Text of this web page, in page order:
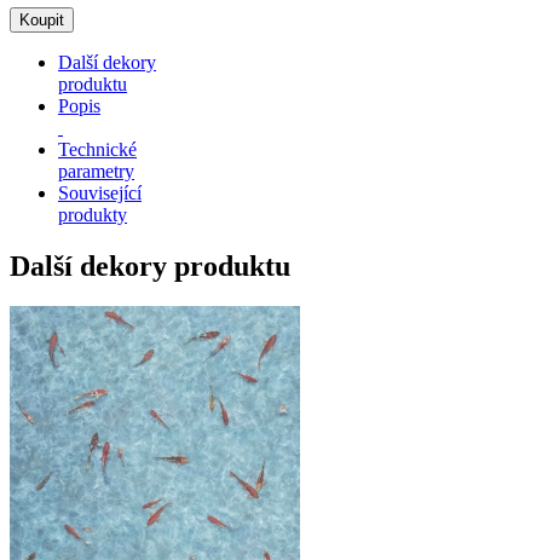
Další dekory
produktu
Popis
Technické
parametry
Související
produkty
Další dekory produktu